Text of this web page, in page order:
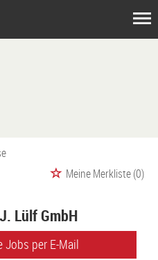
Meine Merkliste(0)
Lülf GmbH
Jobs per E-Mail